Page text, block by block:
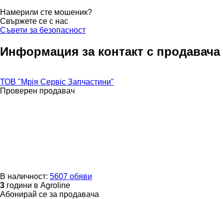
Намерили сте мошеник?
Свържете се с нас
Съвети за безопасност
Информация за контакт с продавача
ТОВ "Мрія Сервіс Запчастини"
Проверен продавач
В наличност: 5607 обяви
3 години в Agroline
Абонирай се за продавача